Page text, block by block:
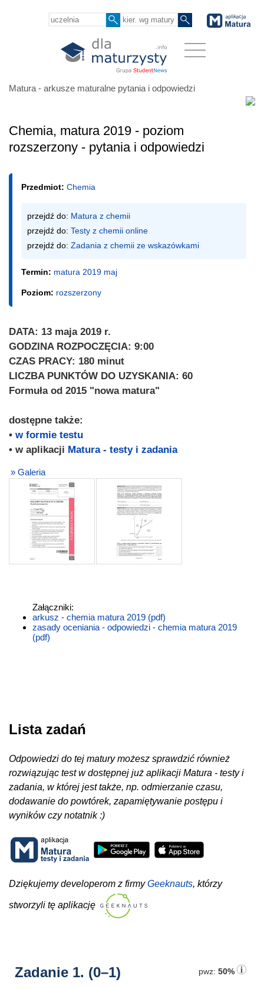
Matura - arkusze maturalne pytania i odpowiedzi
Chemia, matura 2019 - poziom
rozszerzony - pytania i odpowiedzi
Przedmiot: Chemia
przejdź do: Matura z chemii
przejdź do: Testy z chemii online
przejdź do: Zadania z chemii ze wskazówkami
Termin: matura 2019 maj
Poziom: rozszerzony
DATA: 13 maja 2019 r.
GODZINA ROZPOCZĘCIA: 9:00
CZAS PRACY: 180 minut
LICZBA PUNKTÓW DO UZYSKANIA: 60
Formuła od 2015 "nowa matura"
dostępne także:
• w formie testu
• w aplikacji Matura - testy i zadania
» Galeria
Załączniki:
arkusz - chemia matura 2019 (pdf)
zasady oceniania - odpowiedzi - chemia matura 2019
(pdf)
Lista zadań
Odpowiedzi do tej matury możesz sprawdzić również
rozwiązując test w dostępnej już aplikacji Matura - testy i
zadania, w której jest także, np. odmierzanie czasu,
dodawanie do powtórek, zapamiętywanie postępu i
wyników czy notatnik :)
Dziękujemy developerom z firmyGeeknauts, którzy
stworzyli tę aplikację
pwz: 50%
Zadanie 1. (0–1)